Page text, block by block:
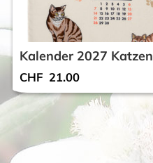
Kalender 2027 Katzen
CHF 21.00